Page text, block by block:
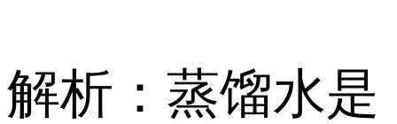
解析：蒸馏水是